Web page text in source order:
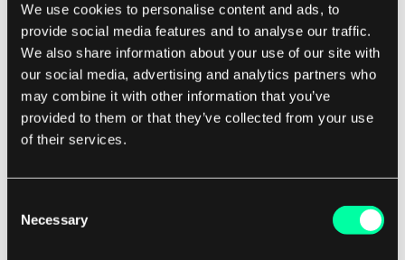
We use cookies to personalise content and ads, to
provide social media features and to analyse our traffic.
We also share information about your use of our site with
our social media, advertising and analytics partners who
may combine it with other information that you’ve
provided to them or that they’ve collected from your use
of their services.
Selection
Necessary
śledzeniu samouczka opentofu, użytkownicy
szybko zapoznają się z funkcjami i możliwościami
oprogramowania, co pozwala im uprościć
przepływ pracy, poprawić komunikację i
współpracę w zespole oraz w końcu skuteczniej
osiągać cele projektowe. Ogólnie rzecz biorąc,
użytkowników, którzy chcą zwiększyć swoje